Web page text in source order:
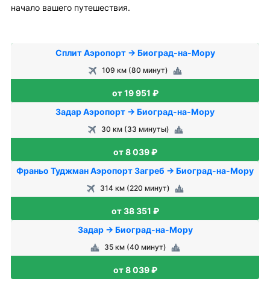
начало вашего путешествия.
Сплит Аэропорт → Биоград-на-Мору
109 км (80 минут)
от 19 951 ₽
Задар Аэропорт → Биоград-на-Мору
30 км (33 минуты)
от 8 039 ₽
Франьо Туджман Аэропорт Загреб → Биоград-на-Мору
314 км (220 минут)
от 38 351 ₽
Задар → Биоград-на-Мору
35 км (40 минут)
от 8 039 ₽